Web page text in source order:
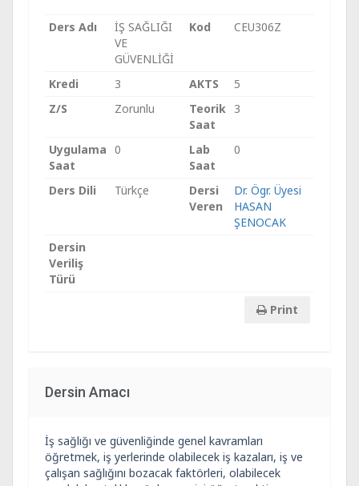
Ders Adı
İŞ SAĞLIĞI
VE
GÜVENLİĞİ
Kod CEU306Z
Kredi 3 AKTS
5
Z/S
Zorunlu
Teorik
Saat
3
Uygulama
Saat
0
Lab
Saat
0
Ders Dili Türkçe
Dersi
Veren
Dr. Ögr. Üyesi
HASAN
ŞENOCAK
Dersin
Veriliş
Türü
Print
Dersin Amacı
İş sağlığı ve güvenliğinde genel kavramları
öğretmek, iş yerlerinde olabilecek iş kazaları, iş ve
çalışan sağlığını bozacak faktörleri, olabilecek